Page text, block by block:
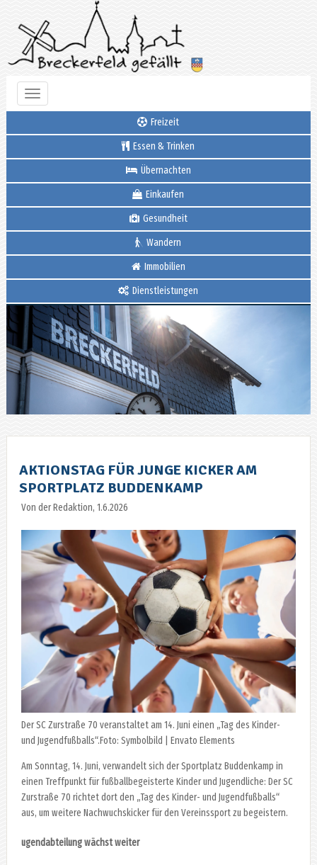
Toggle
navigation
Freizeit
Essen & Trinken
Übernachten
Einkaufen
Gesundheit
Wandern
Immobilien
Dienstleistungen
AKTIONSTAG FÜR JUNGE KICKER AM
SPORTPLATZ BUDDENKAMP
Von der Redaktion, 1.6.2026
Der SC Zurstraße 70 veranstaltet am 14. Juni einen „Tag des Kinder-
und Jugendfußballs“.Foto: Symbolbild | Envato Elements
Am Sonntag, 14. Juni, verwandelt sich der Sportplatz Buddenkamp in
einen Treffpunkt für fußballbegeisterte Kinder und Jugendliche: Der SC
Zurstraße 70 richtet dort den „Tag des Kinder- und Jugendfußballs“
aus, um weitere Nachwuchskicker für den Vereinssport zu begeistern.
ugendabteilung wächst weiter